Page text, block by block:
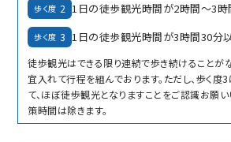
歩く度 2 1日の徒歩観光時間が2時間～3
歩く度 3 1日の徒歩観光時間が3時間30分
徒歩観光はできる限り連続で歩き続けることが
宜入れて行程を組んでおります。ただし、歩く
て、ほぼ徒歩観光となりますことをご認識お願
策時間は除きます。